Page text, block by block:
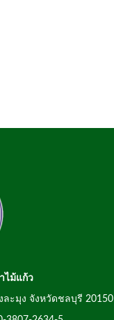
ไม้แก้ว
ละมุง จังหวัดชลบุรี 20150